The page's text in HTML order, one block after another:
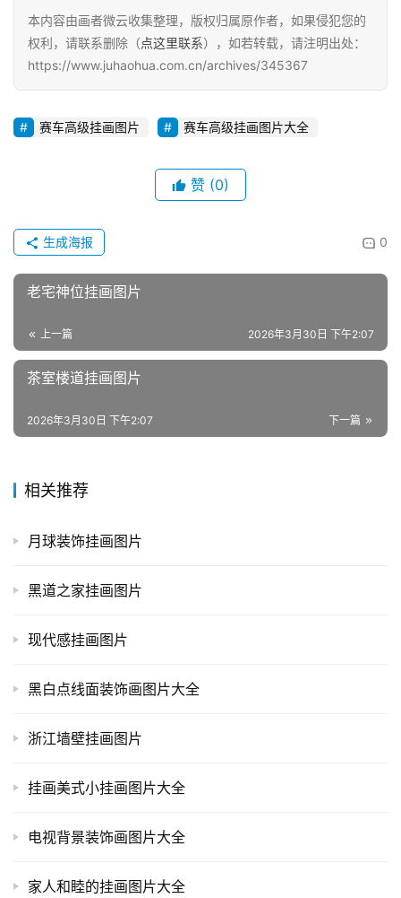
本内容由画者微云收集整理，版权归属原作者，如果侵犯您的
权利，请联系删除（点这里联系），如若转载，请注明出处：
https://www.juhaohua.com.cn/archives/345367
赛车高级挂画图片 赛车高级挂画图片大全
赞 (0)
0
生成海报
老宅神位挂画图片
上一篇 2026年3月30日 下午2:07
茶室楼道挂画图片
下一篇
2026年3月30日 下午2:07
相关推荐
月球装饰挂画图片
黑道之家挂画图片
现代感挂画图片
黑白点线面装饰画图片大全
浙江墙壁挂画图片
挂画美式小挂画图片大全
电视背景装饰画图片大全
家人和睦的挂画图片大全